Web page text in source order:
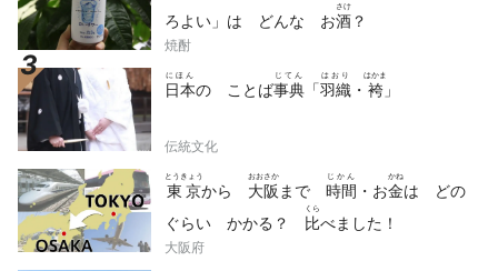
ろよい」は どんな お酒
さけ
？
焼酎
日本
にほん
の ことば事典
じてん
「羽織
はおり
・ 袴
はかま
」
伝統文化
東京
とうきょう
から 大阪
おおさか
まで 時間
じかん
・お金
かね
は どの
ぐらい かかる？ 比
くら
べました！
大阪府